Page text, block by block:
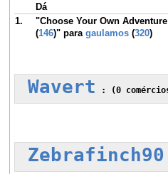
Dá
1.
"Choose Your Own
(146)" paragaulamos (320)
Wavert : (0
Zebrafinch90